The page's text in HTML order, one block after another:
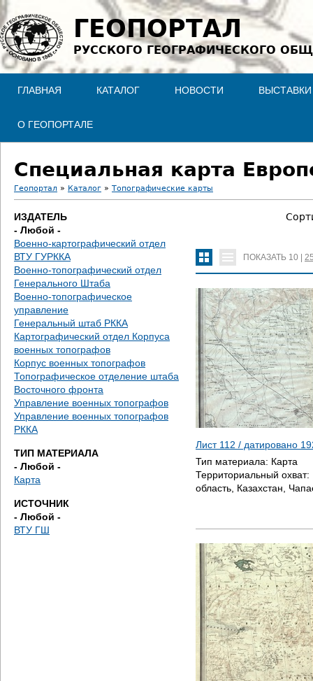
Jump to navigation
ГЕОПОРТАЛ
РУССКОГО ГЕОГРАФИЧЕСКОГО
ГЛАВНАЯ КАТАЛОГ НОВОСТИ ВЫСТАВКИ
О ГЕОПОРТАЛЕ
Специальная карта
В
ы
з
д
е
с
ь
Геопортал » Каталог » Топографические карты
ИЗДАТЕЛЬ
- Любой -
Военно-картографический отдел
ВТУ ГУРККА
Военно-топографический отдел
Генерального Штаба
Военно-топографическое
управление
Генеральный штаб РККА
Картографический отдел Корпуса
военных топографов
Корпус военных топографов
Топографическое отделение штаба
Восточного фронта
Управление военных топографов
Управление военных топографов
РККА
ТИП МАТЕРИАЛА
- Любой -
Карта
ИСТОЧНИК
- Любой -
ВТУ ГШ
ПОКАЗАТЬ 10
Лист 112 / датировано
Тип материала: Карта
Территориальный охват:
область, Казахстан,